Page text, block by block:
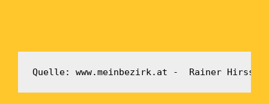
Quelle: www.meinbezirk.at -  Rainer Hirss,